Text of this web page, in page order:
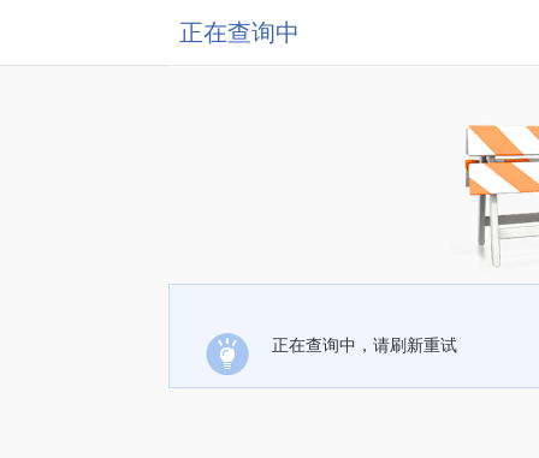
正在查询中
正在查询中，请刷新重试